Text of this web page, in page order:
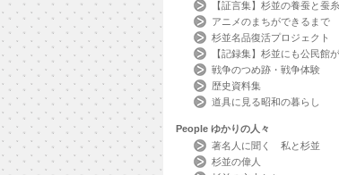
【証言集】杉並の養蚕と蚕
アニメのまちができるまで
杉並名品復活プロジェクト
【記録集】杉並にも公民館
戦争のつめ跡・戦争体験
歴史資料集
道具に見る昭和の暮らし
People ゆかりの人々
著名人に聞く 私と杉並
杉並の偉人